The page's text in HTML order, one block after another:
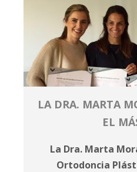
LA DRA. MARTA
EL
La Dra. Marta
Ortodoncia